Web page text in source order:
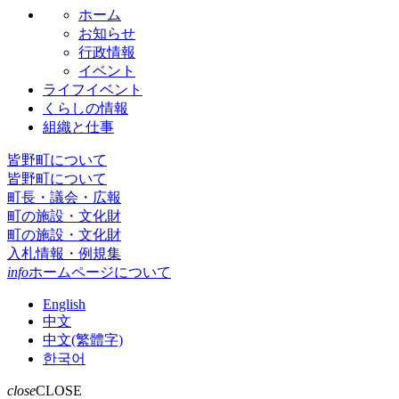
ホーム
お知らせ
行政情報
イベント
ライフイベント
くらしの情報
組織と仕事
皆野町について
皆野町について
町長・議会・広報
町の施設・文化財
町の施設・文化財
入札情報・例規集
infoホームページについて
English
中文
中文(繁體字)
한국어
closeCLOSE